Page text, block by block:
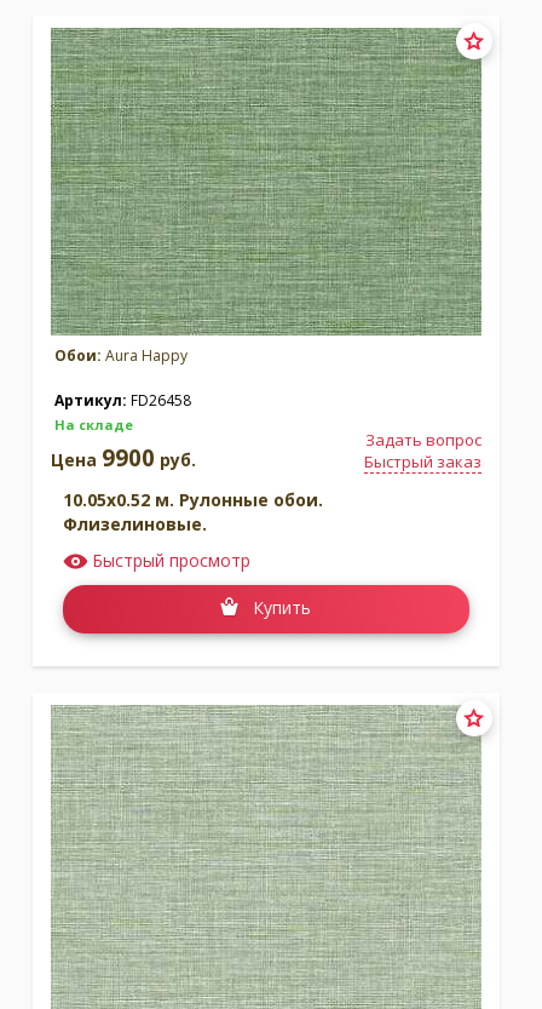
Обои: Aura Happy
Артикул: FD26458
На складе
Задать вопрос
Быстрый заказ
Цена 9900 руб.
10.05x0.52 м. Рулонные обои.
Флизелиновые.
Быстрый просмотр
Купить